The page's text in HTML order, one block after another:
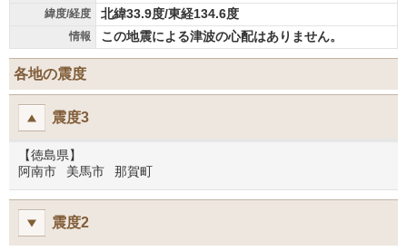
緯度/経度 北緯33.9度/東経134.6度
情報 この地震による津波の心配はありません。
各地の震度
震度3
【徳島県】
阿南市
美馬市 那賀町
震度2